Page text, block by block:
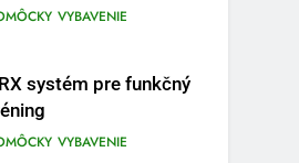
mieste
VYBAVENIE
systém pre funkčný
VYBAVENIE